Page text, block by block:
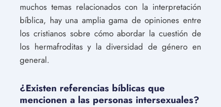
muchos temas relacionados con la interpretación
bíblica, hay una amplia gama de opiniones entre
los cristianos sobre cómo abordar la cuestión de
los hermafroditas y la diversidad de género en
general.
¿Existen referencias bíblicas que
mencionen a las personas intersexuales?